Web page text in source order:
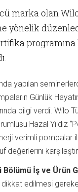
marka olan
yönelik
programına
yapılan
Günlük
bilgi verdi. Wilo
Hazal Yıldız
verimli pompalar
değerlerini
İş ve Ürün
edilmesi